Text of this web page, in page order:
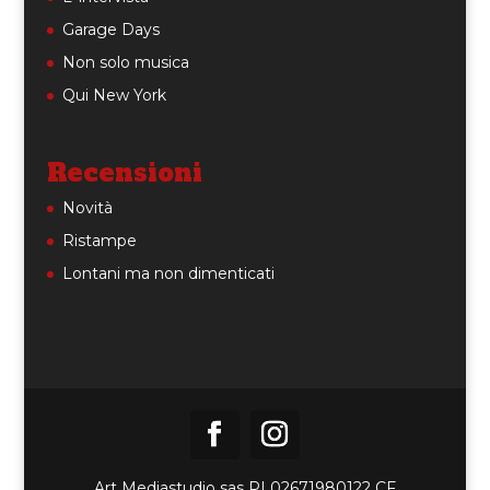
Garage Days
Non solo musica
Qui New York
Recensioni
Novità
Ristampe
Lontani ma non dimenticati